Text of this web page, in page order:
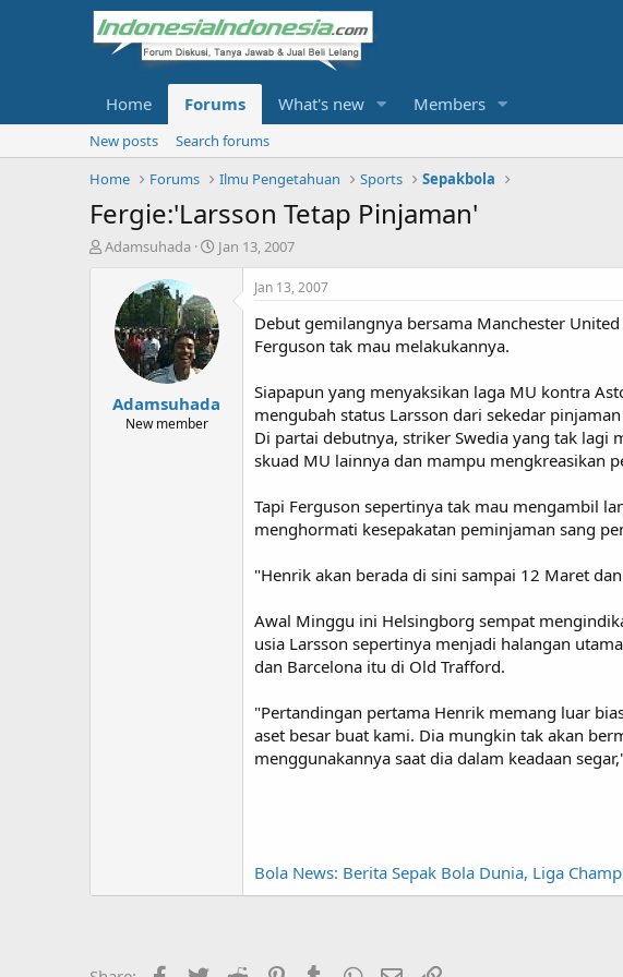
Home Forums What's new Members
New posts
Search forums
Home
Forums Ilmu Pengetahuan Sports Sepakbola
Fergie:'Larsson Tetap Pinjaman'
T
Adamsuhada
S
t
d
e
Jan 13, 2007
Adamsuhada
New member
Jan 13, 2007
Debut gemilangnya bersama Manchester
Ferguson tak mau melakukannya.
Siapapun yang menyaksikan laga MU kontra
mengubah status Larsson dari sekedar
Di partai debutnya, striker Swedia yang tak
skuad MU lainnya dan mampu mengkreasikan
Tapi Ferguson sepertinya tak mau mengambil
menghormati kesepakatan peminjaman sang
"Henrik akan berada di sini sampai 12 Maret
Awal Minggu ini Helsingborg sempat
usia Larsson sepertinya menjadi halangan
dan Barcelona itu di Old Trafford.
"Pertandingan pertama Henrik memang luar
aset besar buat kami. Dia mungkin tak akan
menggunakannya saat dia dalam keadaan
Bola News: Berita Sepak Bola Dunia, Liga